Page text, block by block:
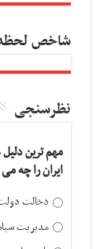
شاخص
نظرسنجی
مهم ترین
ایران را چه
دخالت
مدیریت